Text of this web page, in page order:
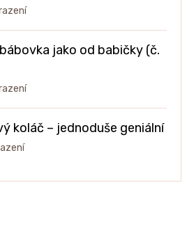
jako od babičky (č.
koláč – jednoduše geniální